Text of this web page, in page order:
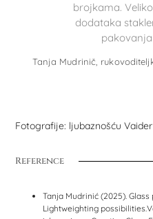
brojkama.
dodataka
Tanja Mudrinič,
Fotografije: ljubaznošću
Reference
Tanja Mudrinić (2025).
Lightweighting